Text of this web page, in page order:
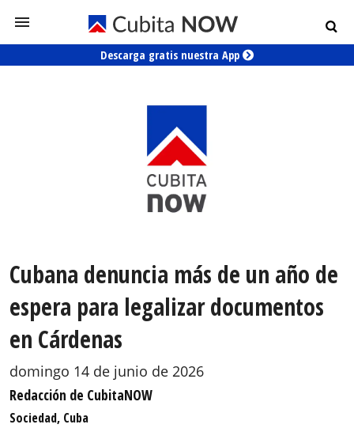
Descarga gratis nuestra App
Cubana denuncia más de un año de
espera para legalizar documentos
en Cárdenas
domingo 14 de junio de 2026
Redacción de CubitaNOW
Sociedad, Cuba